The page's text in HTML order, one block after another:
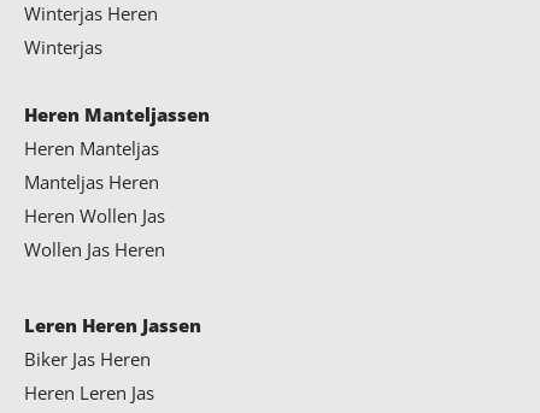
Winterjas Heren
Winterjas
Heren Manteljassen
Heren Manteljas
Manteljas Heren
Heren Wollen Jas
Wollen Jas Heren
Leren Heren Jassen
Biker Jas Heren
Heren Leren Jas